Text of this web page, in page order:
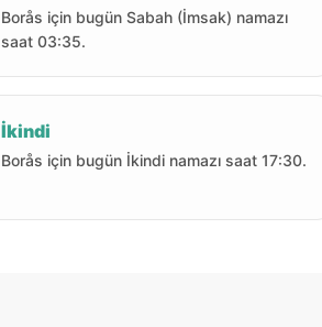
Borås için bugün Sabah (İmsak) namazı
saat 03:35.
İkindi
Borås için bugün İkindi namazı saat 17:30.